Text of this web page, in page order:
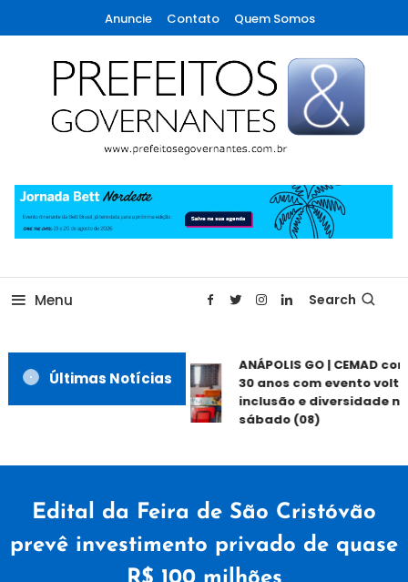
To
Content
Anuncie Contato Quem Somos
Prefeitos & Governantes
Menu Search
Últimas Notícias
ANÁPOLIS GO | CEMAD
30 anos com evento
inclusão e diversidade
sábado (08)
Edital da Feira de São Cristóvão
prevê investimento privado de quase